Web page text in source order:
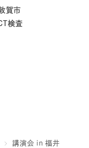
講演会 in 福井